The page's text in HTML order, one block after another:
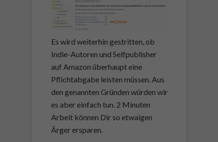
Es wird weiterhin gestritten, ob
Indie-Autoren und Selfpublisher
auf Amazon überhaupt eine
Pflichtabgabe leisten müssen. Aus
den genannten Gründen würden wir
es aber einfach tun. 2 Minuten
Arbeit können Dir so etwaigen
Ärger ersparen.